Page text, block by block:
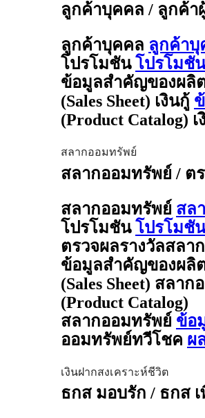
ลูกค้าบุคคล / ลูกค้า
ลูกค้าบุคคล ลูกค้าบุ
โปรโมชัน โปรโมชั
ข้อมูลสำคัญของผ
(Sales Sheet) เงินกู้
(Product Catalog) เ
สลากออมทรัพย์
สลากออมทรัพย์ / ต
สลากออมทรัพย์ สล
โปรโมชัน โปรโมชั
ตรวจผลรางวัลสลาก
ข้อมูลสำคัญของผ
(Sales Sheet) สลา
(Product Catalog)
สลากออมทรัพย์ ข้อ
ออมทรัพย์ทวีโชค ผ
เงินฝากสงเคราะห์ชีวิต
ธกส มอบรัก / ธกส